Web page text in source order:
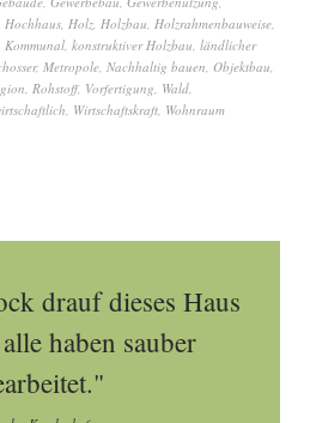
Hochhaus, Holz, Holzbau, Holzrahmenbauweise,
Kommunal, konstruktiver Holzbau, ländlicher
, Metropole, Nachhaltig bauen, Objektbau,
, Rohstoff, Vorfertigung, Wald,
, Wirtschaftskraft, Wohnraum
drauf dieses Haus
haben sauber